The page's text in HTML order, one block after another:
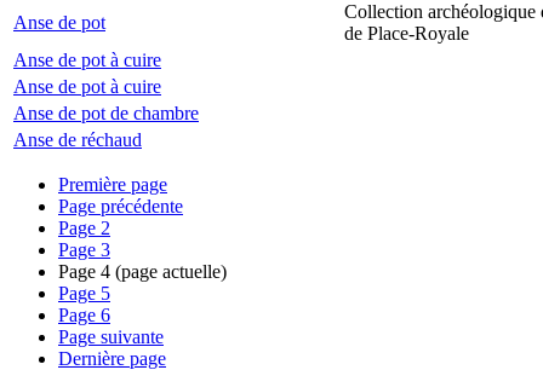
Anse de pot
Collection archéologique
de Place-Royale
Anse de pot à cuire
Anse de pot à cuire
Anse de pot de chambre
Anse de réchaud
Première page
Page précédente
Page 2
Page 3
Page 4 (page actuelle)
Page 5
Page 6
Page suivante
Dernière page